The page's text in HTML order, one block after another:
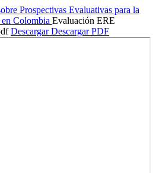
Prospectivas Evaluativas para la
Colombia Evaluación ERE
DescargarDescargar PDF